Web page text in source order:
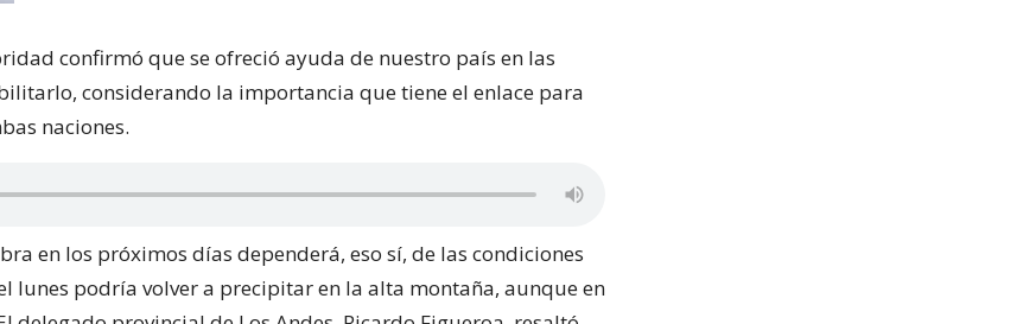
confirmó que se ofreció ayuda de nuestro país en las
considerando la importancia que tiene el enlace para
naciones.
en los próximos días dependerá, eso sí, de las condiciones
lunes podría volver a precipitar en la alta montaña, aunque en